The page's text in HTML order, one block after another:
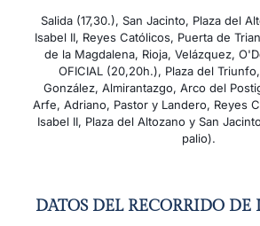
Salida (17,30.), San Jacinto, Plaza del
Isabel II, Reyes Católicos, Puerta de
de la Magdalena, Rioja, Velázquez,
OFICIAL (20,20h.), Plaza del
González, Almirantazgo, Arco del
Arfe, Adriano, Pastor y Landero, Reyes
Isabel II, Plaza del Altozano y San
palio).
DATOS DEL RECORRIDO DE